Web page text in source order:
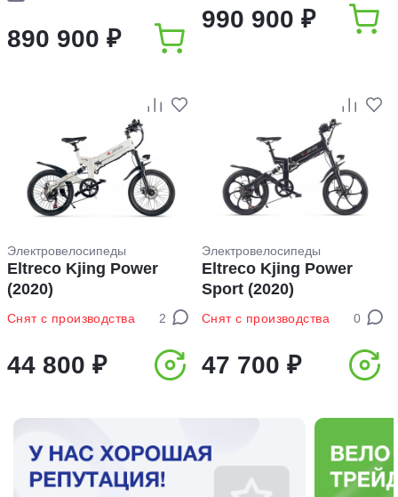
890 900 ₽
990 900 ₽
Электровелосипеды
Eltreco Kjing Power
(2020)
Снят с производства 2
44 800 ₽
Электровелосипеды
Eltreco Kjing Power
Sport (2020)
Снят с производства 0
47 700 ₽